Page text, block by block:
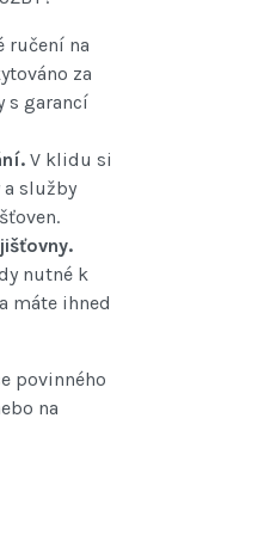
ručení na
za
s garancí
V klidu si
a služby
nutné k
máte ihned
povinného
na